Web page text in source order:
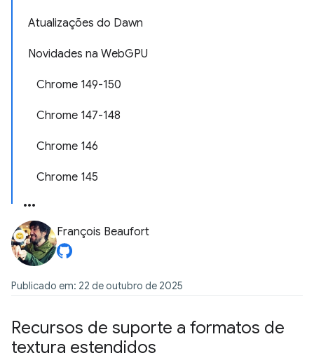
Atualizações do Dawn
Novidades na WebGPU
Chrome 149-150
Chrome 147-148
Chrome 146
Chrome 145
François Beaufort
Publicado em: 22 de outubro de 2025
Recursos de suporte a formatos de
textura estendidos